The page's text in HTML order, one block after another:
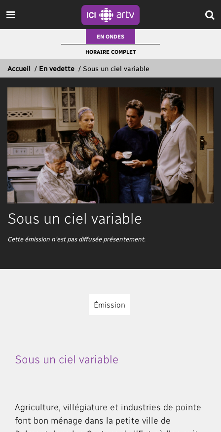
EN ONDES
HORAIRE COMPLET
Accueil / En vedette / Sous un ciel variable
Sous un ciel variable
Cette émission n'est pas diffusée présentement.
Émission
Sous un ciel variable
Agriculture, villégiature et industries de pointe
font bon ménage dans la petite ville de